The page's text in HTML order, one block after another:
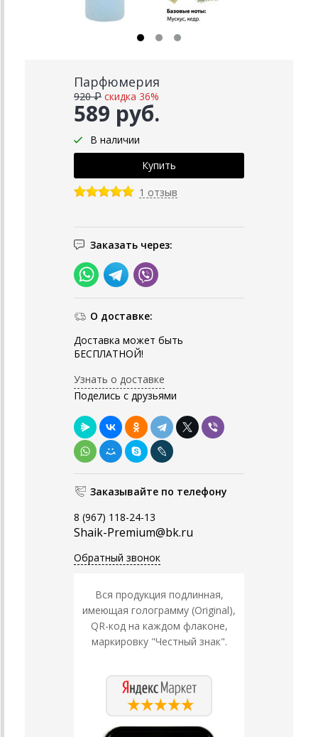
Парфюмерия
589 руб.
920 ₽ скидка 36%
В наличии
1 отзыв
Заказать через:
О доставке:
Доставка может быть
БЕСПЛАТНОЙ!
Узнать о доставке
Поделись с друзьями
Заказывайте по телефону
8 (967) 118-24-13
Shaik-Premium@bk.ru
Обратный звонок
Вся продукция подлинная,
имеющая голограмму (Original),
QR-код на каждом флаконе,
маркировку "Честный знак".